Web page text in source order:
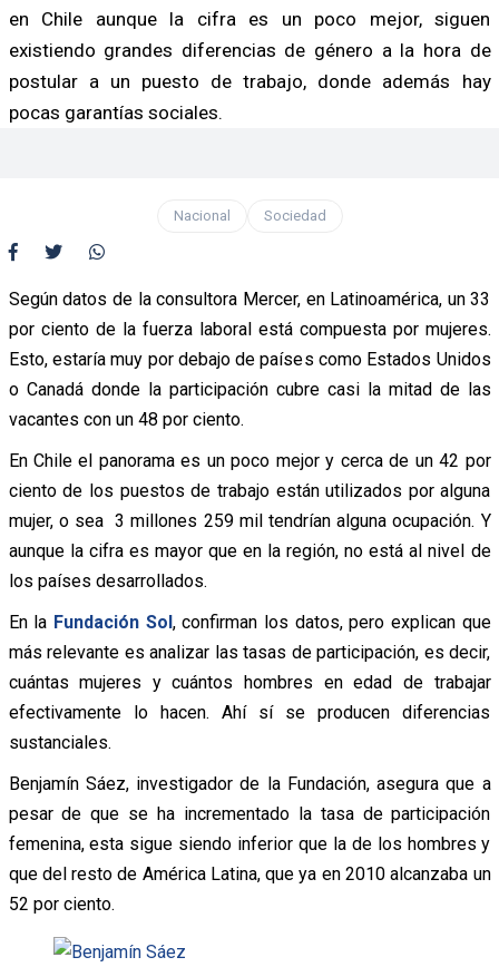
en Chile aunque la cifra es un poco mejor, siguen
existiendo grandes diferencias de género a la hora de
postular a un puesto de trabajo, donde además hay
pocas garantías sociales.
Nacional Sociedad
Según datos de la consultora Mercer, en Latinoamérica, un 33
por ciento de la fuerza laboral está compuesta por mujeres.
Esto, estaría muy por debajo de países como Estados Unidos
o Canadá donde la participación cubre casi la mitad de las
vacantes con un 48 por ciento.
En Chile el panorama es un poco mejor y cerca de un 42 por
ciento de los puestos de trabajo están utilizados por alguna
mujer, o sea 3 millones 259 mil tendrían alguna ocupación. Y
aunque la cifra es mayor que en la región, no está al nivel de
los países desarrollados.
En la Fundación Sol, confirman los datos, pero explican que
más relevante es analizar las tasas de participación, es decir,
cuántas mujeres y cuántos hombres en edad de trabajar
efectivamente lo hacen. Ahí sí se producen diferencias
sustanciales.
Benjamín Sáez, investigador de la Fundación, asegura que a
pesar de que se ha incrementado la tasa de participación
femenina, esta sigue siendo inferior que la de los hombres y
que del resto de América Latina, que ya en 2010 alcanzaba un
52 por ciento.